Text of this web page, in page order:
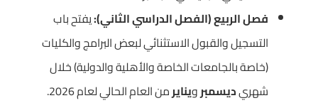
فصل الربيع (الفصل الدراسي الثاني):يفتح باب
التسجيل والقبول الاستثنائي لبعض البرامج والكليات
(خاصة بالجامعات الخاصة والأهلية والدولية) خلال
شهريديسمبروينايرمن العام الحالي لعام 2026.